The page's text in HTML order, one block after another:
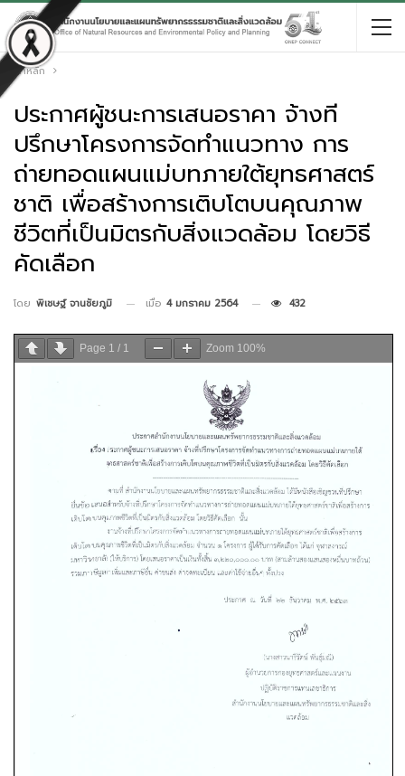
หน้าหลัก
ประกาศผู้ชนะการเสนอราคา จ้างที
ปรึกษาโครงการจัดทำแนวทาง การ
ถ่ายทอดแผนแม่บทภายใต้ยุทธศาสตร์
ชาติ เพื่อสร้างการเติบโตบนคุณภาพ
ชีวิตที่เป็นมิตรกับสิ่งแวดล้อม โดยวิธี
คัดเลือก
โดย พิเชษฐ์ จานชัยภูมิ เมื่อ 4 มกราคม 2564 432
Page 1 / 1 Zoom 100%